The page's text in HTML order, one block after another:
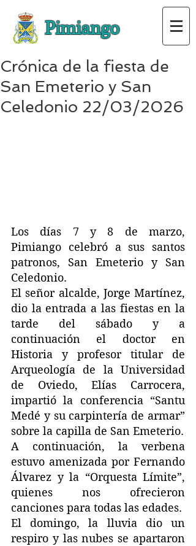
Pimiango
Crónica de la fiesta de
San Emeterio y San
Celedonio 22/03/2026
Los días 7 y 8 de marzo,
Pimiango celebró a sus santos
patronos, San Emeterio y San
Celedonio.
El señor alcalde, Jorge Martínez,
dio la entrada a las fiestas en la
tarde del sábado y a
continuación el doctor en
Historia y profesor titular de
Arqueología de la Universidad
de Oviedo, Elías Carrocera,
impartió la conferencia “Santu
Medé y su carpintería de armar”
sobre la capilla de San Emeterio.
A continuación, la verbena
estuvo amenizada por Fernando
Álvarez y la “Orquesta Límite”,
quienes nos ofrecieron
canciones para todas las edades.
El domingo, la lluvia dio un
respiro y las nubes se apartaron